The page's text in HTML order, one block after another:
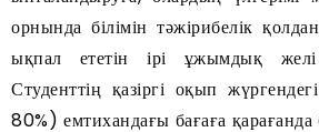
орнында білімін тәжірибелік
ықпал ететін ірі ұжымдық
Студенттің қазіргі оқып
80%) емтихандағы бағаға